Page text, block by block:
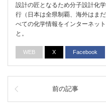
設計の匠となるため分子設計化
行（日本は全県制覇、海外はま
べての化学情報をインターネッ
と。
WEB X Facebook
前の記事